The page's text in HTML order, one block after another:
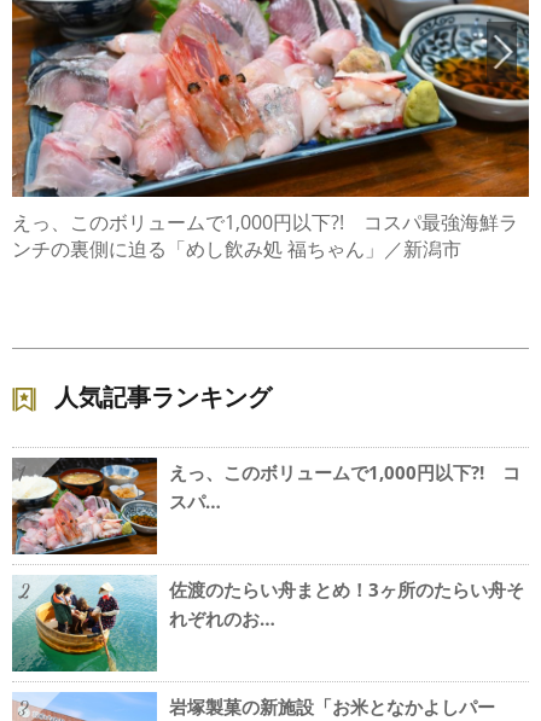
えっ、このボリュームで1,000円以下?! コスパ最強海鮮ラ
ンチの裏側に迫る「めし飲み処 福ちゃん」／新潟市
人気記事ランキング
1
えっ、このボリュームで1,000円以下?! コ
スパ…
2
佐渡のたらい舟まとめ！3ヶ所のたらい舟そ
れぞれのお…
3
岩塚製菓の新施設「お米となかよしパー